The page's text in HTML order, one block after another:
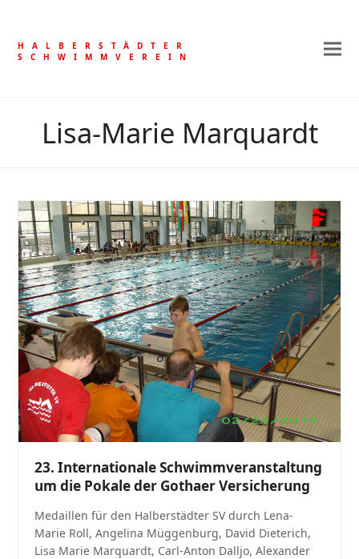
HALBERSTÄDTER
SCHWIMMVEREIN
Lisa-Marie Marquardt
23. Internationale Schwimmveranstaltung
um die Pokale der Gothaer Versicherung
Medaillen für den Halberstädter SV durch Lena-
Marie Roll, Angelina Müggenburg, David Dieterich,
Lisa Marie Marquardt, Carl-Anton Dalljo, Alexander